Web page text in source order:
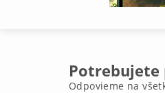
Potrebujete
Odpovieme na